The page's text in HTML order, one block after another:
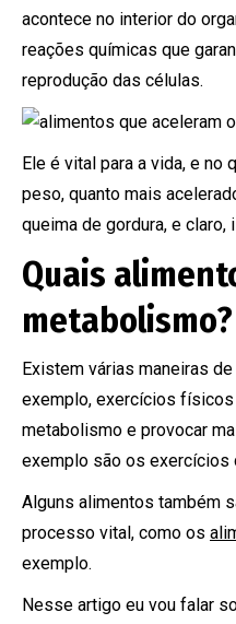
acontece no interior do
reações químicas que
reprodução das células.
Ele é vital para a vida, e no
peso, quanto mais
queima de gordura, e
Quais
metabolismo?
Existem várias maneiras
exemplo, exercícios
metabolismo e provocar
exemplo são os exercícios
Alguns alimentos também
processo vital, como os
exemplo.
Nesse artigo eu vou falar